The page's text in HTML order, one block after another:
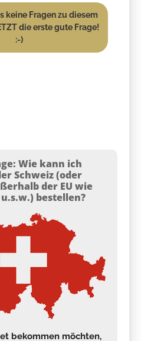
keine Fragen zu diesem
die erste gute Frage!
:-)
Wie kann ich
Schweiz (oder
der EU wie
bestellen?
bekommen möchten,